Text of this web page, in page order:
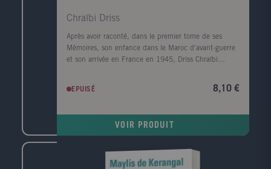
Chraïbi Driss
Après avoir raconté, dans le premier tome de ses
Mémoires, son enfance dans le Maroc d'avant-guerre
et son arrivée en France en 1945, Driss Chraïbi
l'Alsace, et s'y installe avec sa femme dans une sorte
communauté maghrébine trouve en lui l'une de ses
ensuite les années France Culture, les années
canadiennes, les années à l'Ile d'Yeu, les amis et les
EPUISÉ 8,10 €
VOIR PRODUIT